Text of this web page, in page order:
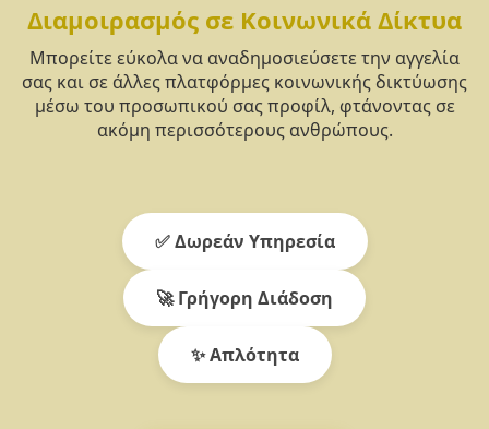
Διαμοιρασμός σε Κοινωνικά Δίκτυα
Μπορείτε εύκολα να αναδημοσιεύσετε την αγγελία
σας και σε άλλες πλατφόρμες κοινωνικής δικτύωσης
μέσω του προσωπικού σας προφίλ, φτάνοντας σε
ακόμη περισσότερους ανθρώπους.
✅ Δωρεάν Υπηρεσία
🚀 Γρήγορη Διάδοση
✨ Απλότητα